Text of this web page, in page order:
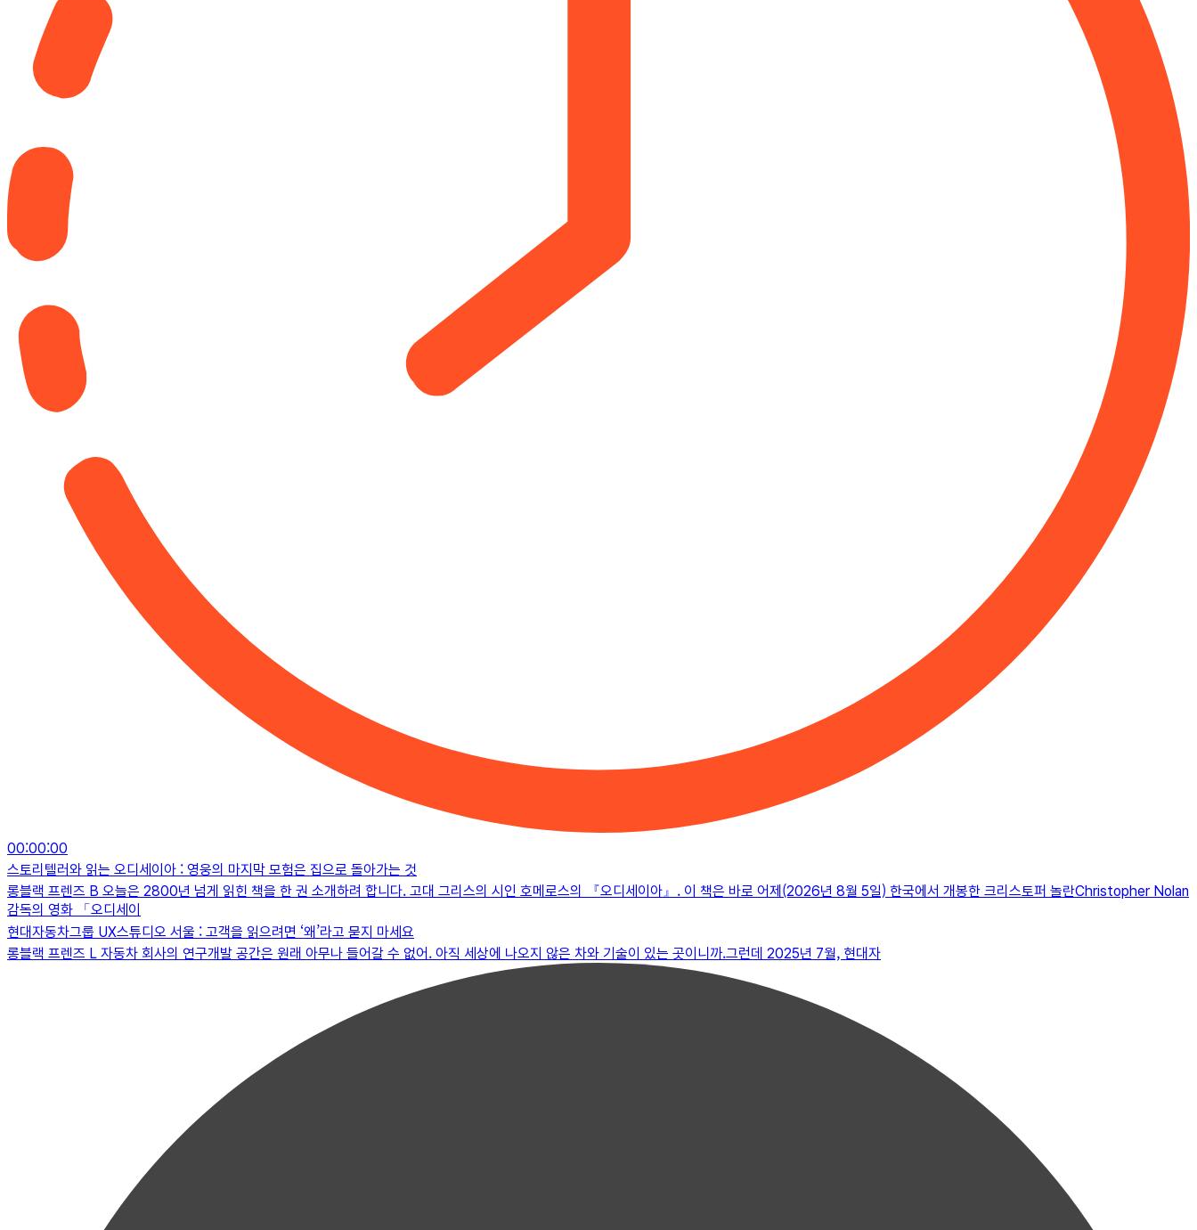
00:00:00
스토리텔러와 읽는 오디세이아 : 영웅의 마지막 모험은 집으로 돌아가는 것
롱블랙 프렌즈 B 오늘은 2800년 넘게 읽힌 책을 한 권 소개하려 합니다. 고대 그리스의 시인 호메로스의 『오디세이아』. 이 책은 바로 어제(2026년 8월 5일) 한국에서 개봉한 크리스토퍼 놀란Christopher Nolan
감독의 영화 「오디세이
현대자동차그룹 UX스튜디오 서울 : 고객을 읽으려면 ‘왜’라고 묻지 마세요
롱블랙 프렌즈 L 자동차 회사의 연구개발 공간은 원래 아무나 들어갈 수 없어. 아직 세상에 나오지 않은 차와 기술이 있는 곳이니까.그런데 2025년 7월, 현대자